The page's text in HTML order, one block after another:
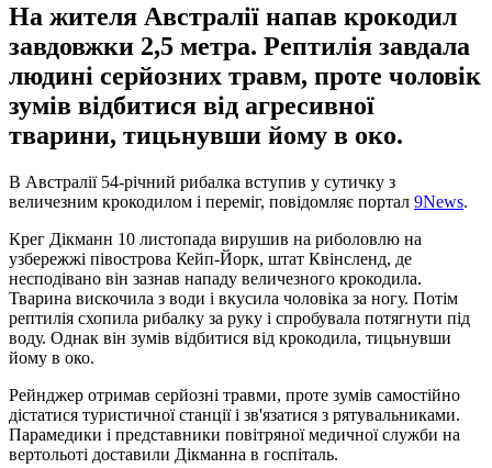
На жителя Австралії напав крокодил
завдовжки 2,5 метра. Рептилія завдала
людині серйозних травм, проте чоловік
зумів відбитися від агресивної
тварини, тицьнувши йому в око.
В Австралії 54-річний рибалка вступив у сутичку з
величезним крокодилом і переміг, повідомляє портал 9News.
Крег Дікманн 10 листопада вирушив на риболовлю на
узбережжі півострова Кейп-Йорк, штат Квінсленд, де
несподівано він зазнав нападу величезного крокодила.
Тварина вискочила з води і вкусила чоловіка за ногу. Потім
рептилія схопила рибалку за руку і спробувала потягнути під
воду. Однак він зумів відбитися від крокодила, тицьнувши
йому в око.
Рейнджер отримав серйозні травми, проте зумів самостійно
дістатися туристичної станції і зв'язатися з рятувальниками.
Парамедики і представники повітряної медичної служби на
вертольоті доставили Дікманна в госпіталь.